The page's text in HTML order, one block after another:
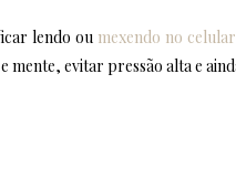
lendo ou mexendo no
evitar pressão alta e